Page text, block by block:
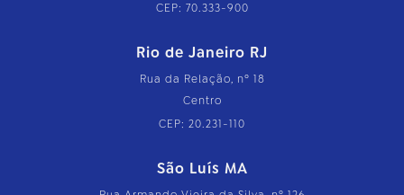
CEP: 70.333-900
Rio de Janeiro RJ
Rua da Relação, nº 18
Centro
CEP: 20.231-110
São Luís MA